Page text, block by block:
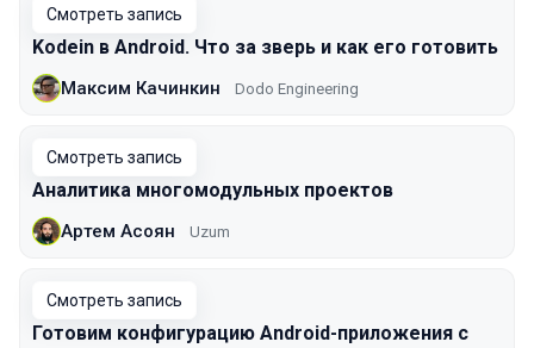
Смотреть запись
Kodein в Android. Что за зверь и как его готовить
Максим Качинкин Dodo Engineering
Смотреть запись
Аналитика многомодульных проектов
Артем Асоян Uzum
Смотреть запись
Готовим конфигурацию Android-приложения с